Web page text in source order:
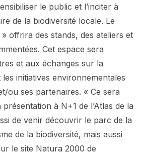
le public et l’inciter à
de la biodiversité locale. Le
» offrira des stands, des ateliers et
Cet espace sera
et aux échanges sur la
initiatives environnementales
ou ses partenaires. « Ce sera
présentation à N+1 de l’Atlas de la
de venir découvrir le parc de la
de la biodiversité, mais aussi
le site Natura 2000 de